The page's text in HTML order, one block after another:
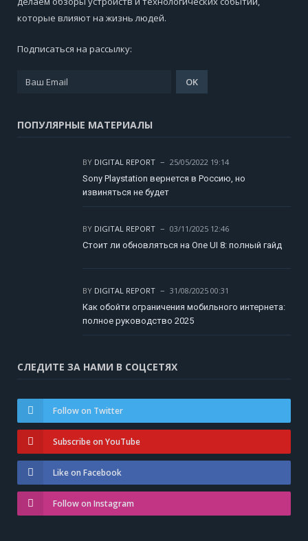
которые влияют на жизнь людей.
Подписаться на рассылку:
ПОПУЛЯРНЫЕ МАТЕРИАЛЫ
BY DIGITAL REPORT
25/05/2022 19:14
Sony Playstation вернется в Россию, но
извиняться не будет
BY DIGITAL REPORT
03/11/2025 12:46
Стоит ли обновляться на One UI 8: полный гайд
BY DIGITAL REPORT
31/08/2025 00:31
Как обойти ограничения мобильного интернета:
полное руководство 2025
СЛЕДИТЕ ЗА НАМИ В СОЦСЕТЯХ
Follow on Twitter
Subscribe on YouTube
Like on Facebook
Follow on Instagram